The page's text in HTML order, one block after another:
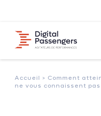
Accueil > Comment
ne vous connaissent pas